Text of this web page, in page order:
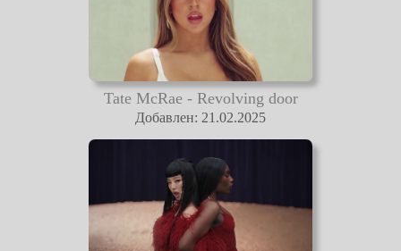
Tate McRae - Revolving door
Добавлен: 21.02.2025